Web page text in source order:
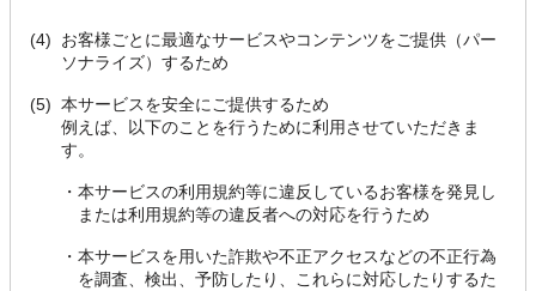
(4)
お客様ごとに最適なサービスやコンテンツをご提供（パー
ソナライズ）するため
(5) 本サービスを安全にご提供するため
例えば、以下のことを行うために利用させていただきま
す。
・ 本サービスの利用規約等に違反しているお客様を発見し
または利用規約等の違反者への対応を行うため
・ 本サービスを用いた詐欺や不正アクセスなどの不正行為
を調査、検出、予防したり、これらに対応したりするた